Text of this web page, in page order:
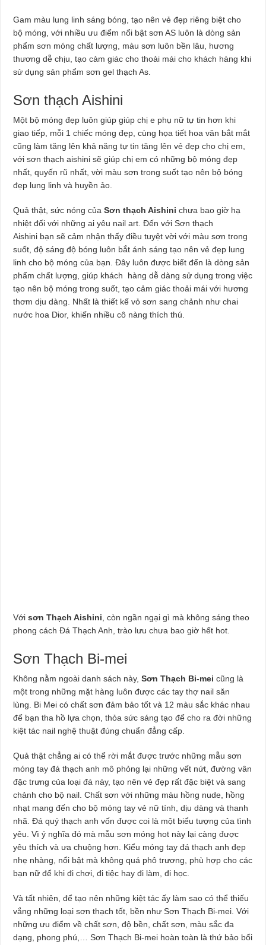
Gam màu lung linh sáng bóng, tạo nên vẻ đẹp riêng biệt cho
bộ móng, với nhiều ưu điểm nổi bật sơn AS luôn là dòng sản
phẩm sơn móng chất lượng, màu sơn luôn bền lâu, hương
thương dễ chịu, tạo cảm giác cho thoải mái cho khách hàng khi
sử dụng sản phẩm sơn gel thạch As.
Sơn thạch Aishini
Một bộ móng đẹp luôn giúp giúp chị e phụ nữ tự tin hơn khi
giao tiếp, mỗi 1 chiếc móng đẹp, cùng họa tiết hoa văn bắt mắt
cũng làm tăng lên khả năng tự tin tăng lên vẻ đẹp cho chị em,
với sơn thạch aishini sẽ giúp chị em có những bộ móng đẹp
nhất, quyến rũ nhất, vời màu sơn trong suốt tạo nên bộ bóng
đẹp lung linh và huyền ảo.
Quả thật, sức nóng củaSơn thạch Aishinichưa bao giờ hạ
nhiệt đối với những ai yêu nail art. Đến với Sơn thạch
Aishini bạn sẽ cảm nhận thấy điều tuyệt vời với màu sơn trong
suốt, độ sáng độ bóng luôn bắt ánh sáng tạo nên vẻ đẹp lung
linh cho bộ móng của bạn. Đây luôn được biết đến là dòng sản
phẩm chất lượng, giúp khách hàng dễ dàng sử dụng trong việc
tạo nên bộ móng trong suốt, tạo cảm giác thoải mái với hương
thơm dịu dàng. Nhất là thiết kế vỏ sơn sang chảnh như chai
nước hoa Dior, khiến nhiều cô nàng thích thú.
Vớisơn Thạch Aishini , còn ngần ngại gì mà không sáng theo
phong cách Đá Thạch Anh, trào lưu chưa bao giờ hết hot.
Sơn Thạch Bi-mei
Không nằm ngoài danh sách này,Sơn Thạch Bi-meicũng là
một trong những mặt hàng luôn được các tay thợ nail săn
lùng. Bi Mei có chất sơn đảm bảo tốt và 12 màu sắc khác nhau
để bạn tha hồ lựa chọn, thỏa sức sáng tạo để cho ra đời những
kiệt tác nail nghệ thuật đúng chuẩn đẳng cấp.
Quả thật chẳng ai có thể rời mắt được trước những mẫu sơn
móng tay đá thạch anh mô phỏng lại những vết nứt, đường vân
đặc trưng của loại đá này, tạo nên vẻ đẹp rất đặc biệt và sang
chảnh cho bộ nail. Chất sơn với những màu hồng nude, hồng
nhạt mang đến cho bộ móng tay vẻ nữ tính, dịu dàng và thanh
nhã. Đá quý thạch anh vốn được coi là một biểu tượng của tình
yêu. Vì ý nghĩa đó mà mẫu sơn móng hot này lại càng được
yêu thích và ưa chuộng hơn. Kiểu móng tay đá thạch anh đẹp
nhẹ nhàng, nổi bật mà không quá phô trương, phù hợp cho các
bạn nữ để khi đi chơi, đi tiệc hay đi làm, đi học.
Và tất nhiên, để tạo nên những kiệt tác ấy làm sao có thể thiếu
vắng những loại sơn thạch tốt, bền như Sơn Thạch Bi-mei. Với
những ưu điểm về chất sơn, độ bền, chất sơn, màu sắc đa
dạng, phong phú,… Sơn Thạch Bi-mei hoàn toàn là thứ bảo bối